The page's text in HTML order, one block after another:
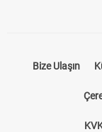
Bize Ulaşın